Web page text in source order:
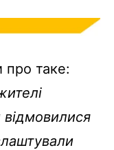
про таке:
відмовилися